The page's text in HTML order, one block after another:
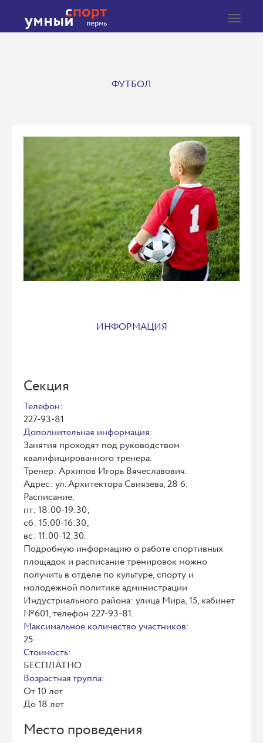
Toggle
ФУТБОЛ
ИНФОРМАЦИЯ
Секция
Телефон:
227-93-81
Дополнительная информация:
Занятия проходят под руководством
квалифицированного тренера.
Тренер: Архипов Игорь Вячеславович.
Адрес: ул. Архитектора Свиязева, 28 б.
Расписание:
пт: 18:00-19:30;
сб: 15:00-16:30;
вс: 11:00-12:30.
Подробную информацию о работе спортивных
площадок и расписание тренировок можно
получить в отделе по культуре, спорту и
молодежной политике администрации
Индустриального района: улица Мира, 15, кабинет
№601, телефон 227-93-81.
Максимальное количество участников:
25
Стоимость:
БЕСПЛАТНО
Возрастная группа:
От 10 лет
До 18 лет
Место проведения